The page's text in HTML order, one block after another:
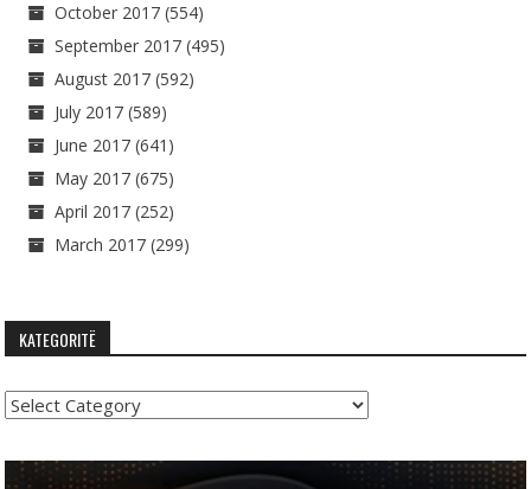
October 2017 (554)
September 2017 (495)
August 2017 (592)
July 2017 (589)
June 2017 (641)
May 2017 (675)
April 2017 (252)
March 2017 (299)
KATEGORITË
Kategoritë